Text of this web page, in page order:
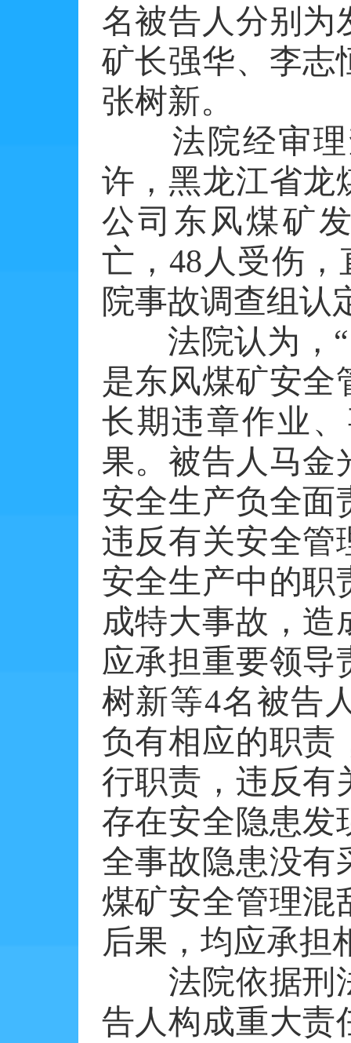
名被告人分别为
矿长强华、李志
张树新。
法院经审理查
许，黑龙江省龙
公司东风煤矿
亡，48人受伤，
院事故调查组认
法院认为，
是东风煤矿安全
长期违章作业
果。被告人马金
安全生产负全面
违反有关安全管
安全生产中的职
成特大事故，造
应承担重要领导
树新等4名被告
负有相应的职责
行职责，违反有
存在安全隐患发
全事故隐患没有
煤矿安全管理混
后果，均应承担
法院依据刑法
告人构成重大责